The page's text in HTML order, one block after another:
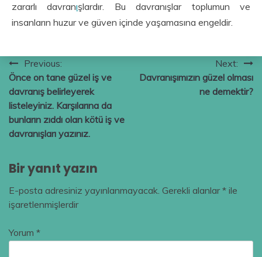
zararlı davranışlardır. Bu davranışlar toplumun ve
insanların huzur ve güven içinde yaşamasına engeldir.
Yazı
gezinmesi
Previous:
Önce on tane güzel iş ve
davranış belirleyerek
listeleyiniz. Karşılarına da
bunların zıddı olan kötü iş ve
davranışları yazınız.
Next:
Davranışımızın güzel olması
ne demektir?
Bir yanıt yazın
E-posta adresiniz yayınlanmayacak. Gerekli alanlar* ile
işaretlenmişlerdir
Yorum *